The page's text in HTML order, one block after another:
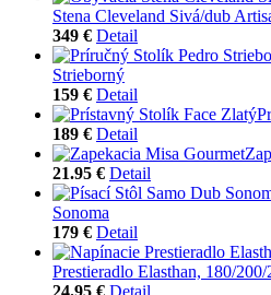
Stena Cleveland Sivá/dub
349 € Detail
Strieborný
159 € Detail
189 € Detail
21.95 € Detail
Sonoma
179 € Detail
Prestieradlo Elasthan, 180/200/
24.95 € Detail